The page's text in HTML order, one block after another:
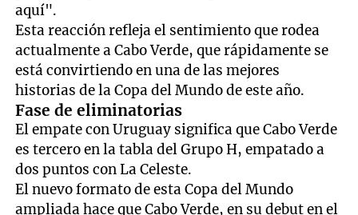
aquí".
Esta reacción refleja el sentimiento que rodea
actualmente a Cabo Verde, que rápidamente se
está convirtiendo en una de las mejores
historias de la Copa del Mundo de este año.
Fase de eliminatorias
El empate con Uruguay significa que Cabo Verde
es tercero en la tabla del Grupo H, empatado a
dos puntos con La Celeste.
El nuevo formato de esta Copa del Mundo
ampliada hace que Cabo Verde, en su debut en el